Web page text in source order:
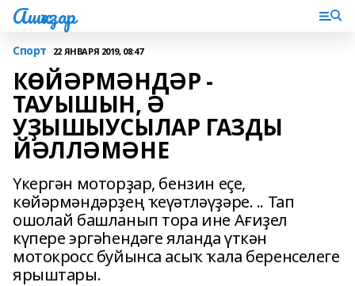
Ашҡаҙар
Спорт 22 ЯНВАРЯ 2019, 08:47
КӨЙӘРМӘНДӘР -
ТАУЫШЫН, Ә
УҘЫШЫУСЫЛАР ГАЗДЫ
ЙӘЛЛӘМӘНЕ
Үкергән моторҙар, бензин еҫе,
көйәрмәндәрҙең ҡеүәтләүҙәре. .. Тап
ошолай башланып тора ине Ағиҙел
күпере эргәһендәге яланда үткән
мотокросс буйынса асыҡ ҡала беренселеге
ярыштары.